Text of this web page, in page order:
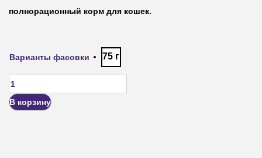
полнорационный корм для кошек.
Варианты фасовки 75 г
В корзину